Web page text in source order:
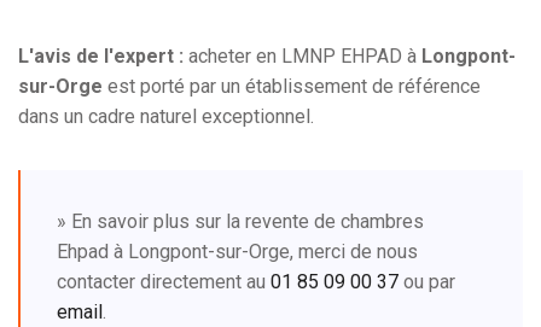
L'avis de l'expert : acheter en LMNP EHPAD à Longpont-
sur-Orge est porté par un établissement de référence
dans un cadre naturel exceptionnel.
» En savoir plus sur la revente de chambres
Ehpad à Longpont-sur-Orge, merci de nous
contacter directement au 01 85 09 00 37 ou par
email.